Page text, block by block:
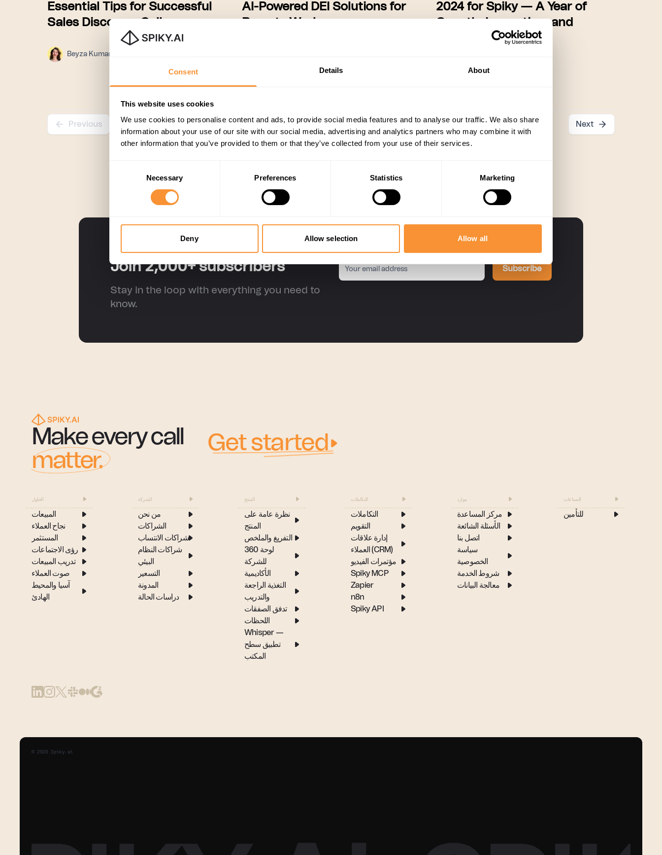
Consent Details About
This website uses cookies
We use cookies to personalise content and ads, to provide social media features and to analyse our traffic. We also share
information about your use of our site with our social media, advertising and analytics partners who may combine it with
other information that you’ve provided to them or that they’ve collected from your use of their services.
Necessary Preferences Statistics Marketing
Deny Allow selection Allow all
Essential Tips for Successful
Sales Discovery Calls
Beyza Kumanova
AI-Powered DEI Solutions for
Remote Work
2024 for Spiky — A Year of
Growth, Innovation, and
Beyza Kumanova
Previous 1 2 Next
Join 2,000+ subscribers
Stay in the loop with everything you need to
know.
Subscribe
Make every call
matter.
Get started
الحلول
المبيعات
نجاح العملاء
المستثمر
رؤى الاجتماعات
تدريب المبيعات
صوت العملاء
آسيا والمحيط
الهادئ
الشركة
من نحن
الشراكات
شراكات الانتساب
شراكات النظام
البيئي
التسعير
المدونة
دراسات الحالة
المنتج
نظرة عامة على
المنتج
التفريغ والملخص
لوحة 360
للشركة
الأكاديمية
التغذية الراجعة
والتدريب
تدفق الصفقات
اللحظات
Whisper —
تطبيق سطح
المكتب
التكاملات
التكاملات
التقويم
إدارة علاقات
العملاء (CRM)
مؤتمرات الفيديو
Spiky MCP
Zapier
n8n
Spiky API
موارد
مركز المساعدة
الأسئلة الشائعة
اتصل بنا
سياسة
الخصوصية
شروط الخدمة
معالجة البيانات
الصناعات
للتأمين
© 2026 Spiky.ai